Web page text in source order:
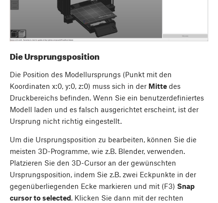
Die Ursprungsposition
Die Position des Modellursprungs (Punkt mit den
Koordinaten x:0, y:0, z:0) muss sich in der Mitte des
Druckbereichs befinden. Wenn Sie ein benutzerdefiniertes
Modell laden und es falsch ausgerichtet erscheint, ist der
Ursprung nicht richtig eingestellt.
Um die Ursprungsposition zu bearbeiten, können Sie die
meisten 3D-Programme, wie z.B. Blender, verwenden.
Platzieren Sie den 3D-Cursor an der gewünschten
Ursprungsposition, indem Sie z.B. zwei Eckpunkte in der
gegenüberliegenden Ecke markieren und mit (F3) Snap
cursor to selected. Klicken Sie dann mit der rechten